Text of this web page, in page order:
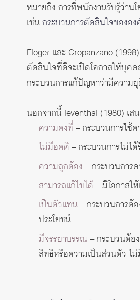
หมายถึง การที่พนักงานรับรู้ว่าน
เช่นกระบวนการตัดสินใจของอ
Floger และ Cropanzano
ตัดสินใจที่ดีจะเปิดโอกาสให้บุค
กระบวนการแก้ปัญหาว่ามีความยุ
นอกจากนี้ leventhal (1980) เ
ความคงที่ – กระบวนการใช้
ไม่มีอคติ – กระบวนการไม่
ความถูกต้อง – กระบวนการ
สามารถแก้ไขได้– มีโอกาสใ
เป็นตัวแทน– กระบวนการต้
ประโยชน์
มีจรรยาบรรณ – กระบวนต้อ
สิทธิหรือความเป็นส่วนตัว ไ